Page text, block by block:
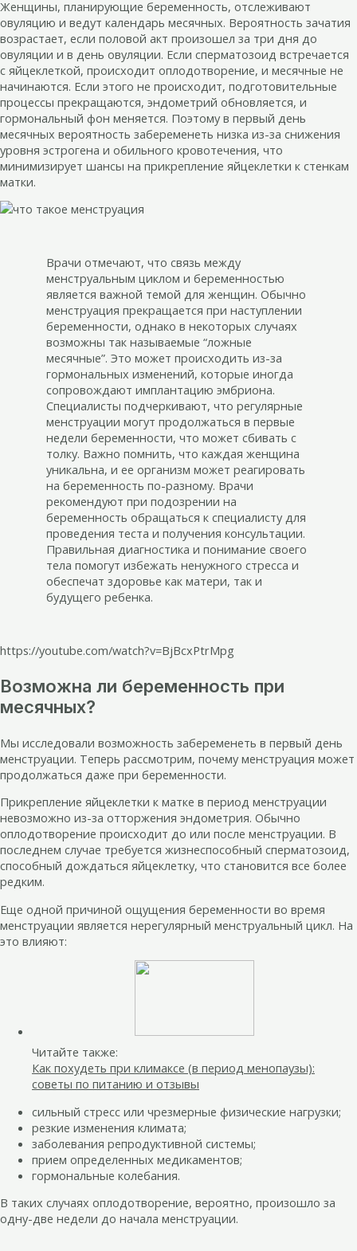
Женщины, планирующие беременность, отслеживают
овуляцию и ведут календарь месячных. Вероятность зачатия
возрастает, если половой акт произошел за три дня до
овуляции и в день овуляции. Если сперматозоид встречается
с яйцеклеткой, происходит оплодотворение, и месячные не
начинаются. Если этого не происходит, подготовительные
процессы прекращаются, эндометрий обновляется, и
гормональный фон меняется. Поэтому в первый день
месячных вероятность забеременеть низка из-за снижения
уровня эстрогена и обильного кровотечения, что
минимизирует шансы на прикрепление яйцеклетки к стенкам
матки.
Врачи отмечают, что связь между
менструальным циклом и беременностью
является важной темой для женщин. Обычно
менструация прекращается при наступлении
беременности, однако в некоторых случаях
возможны так называемые “ложные
месячные”. Это может происходить из-за
гормональных изменений, которые иногда
сопровождают имплантацию эмбриона.
Специалисты подчеркивают, что регулярные
менструации могут продолжаться в первые
недели беременности, что может сбивать с
толку. Важно помнить, что каждая женщина
уникальна, и ее организм может реагировать
на беременность по-разному. Врачи
рекомендуют при подозрении на
беременность обращаться к специалисту для
проведения теста и получения консультации.
Правильная диагностика и понимание своего
тела помогут избежать ненужного стресса и
обеспечат здоровье как матери, так и
будущего ребенка.
https://youtube.com/watch?v=BjBcxPtrMpg
Возможна ли беременность при
месячных?
Мы исследовали возможность забеременеть в первый день
менструации. Теперь рассмотрим, почему менструация может
продолжаться даже при беременности.
Прикрепление яйцеклетки к матке в период менструации
невозможно из-за отторжения эндометрия. Обычно
оплодотворение происходит до или после менструации. В
последнем случае требуется жизнеспособный сперматозоид,
способный дождаться яйцеклетку, что становится все более
редким.
Еще одной причиной ощущения беременности во время
менструации является нерегулярный менструальный цикл. На
это влияют:
Читайте также:
Как похудеть при климаксе (в период менопаузы):
советы по питанию и отзывы
сильный стресс или чрезмерные физические нагрузки;
резкие изменения климата;
заболевания репродуктивной системы;
прием определенных медикаментов;
гормональные колебания.
В таких случаях оплодотворение, вероятно, произошло за
одну-две недели до начала менструации.